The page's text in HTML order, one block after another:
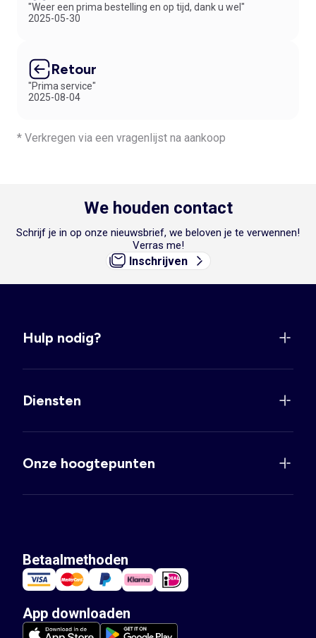
"Weer een prima bestelling en op tijd, dank u wel"
2025-05-30
Retour
"Prima service"
2025-08-04
* Verkregen via een vragenlijst na aankoop
We houden contact
Schrijf je in op onze nieuwsbrief, we beloven je te verwennen!
Verras me!
Inschrijven
Hulp nodig?
Diensten
Onze hoogtepunten
Betaalmethoden
App downloaden